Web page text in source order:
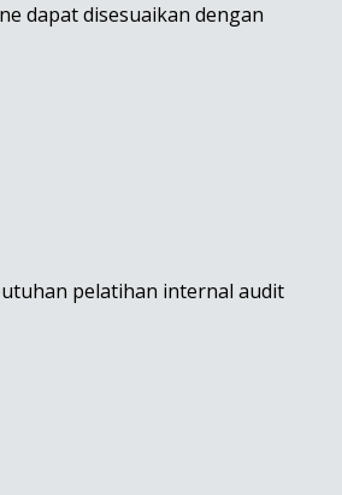
dapat disesuaikan dengan
pelatihan internal audit